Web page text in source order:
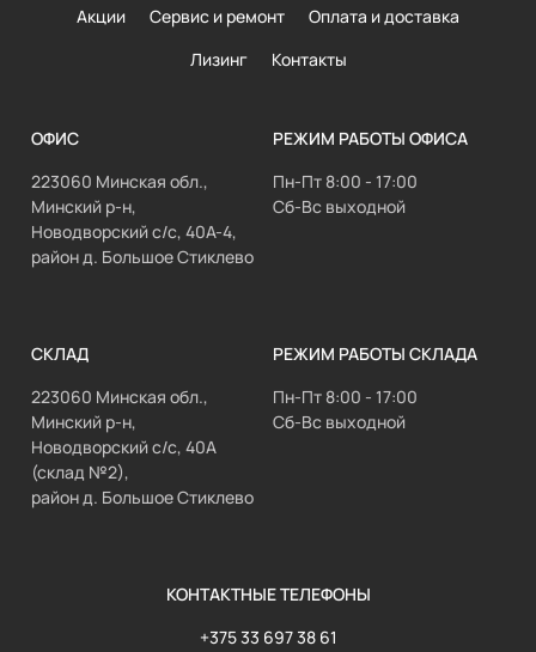
Акции Сервис и ремонт
Оплата и доставка
Лизинг
Контакты
ОФИС
223060 Минская обл.,
Минский р-н,
Новодворский с/с, 40А-4,
район д. Большое Стиклево
РЕЖИМ РАБОТЫ ОФИСА
Пн-Пт 8:00 - 17:00
Сб-Вс выходной
СКЛАД
223060 Минская обл.,
Минский р-н,
Новодворский с/с, 40А
(склад №2),
район д. Большое Стиклево
РЕЖИМ РАБОТЫ СКЛАДА
Пн-Пт 8:00 - 17:00
Сб-Вс выходной
КОНТАКТНЫЕ ТЕЛЕФОНЫ
+375 33 697 38 61